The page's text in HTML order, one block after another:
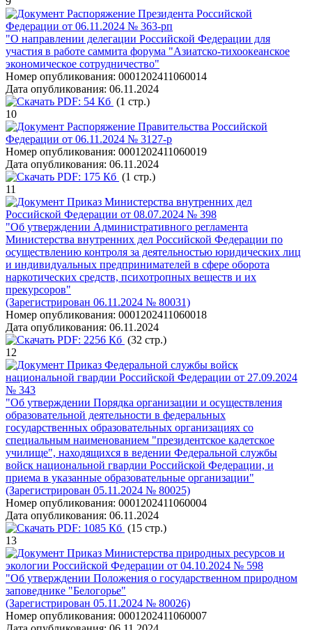
Распоряжение Президента Российской
Федерации от 06.11.2024 № 363-рп
"О направлении делегации Российской Федерации для
участия в работе саммита форума "Азиатско-тихоокеанское
экономическое сотрудничество"
Номер опубликования: 0001202411060014
Дата опубликования: 06.11.2024
PDF: 54 Кб (1 стр.)
10
Распоряжение Правительства Российской
Федерации от 06.11.2024 № 3127-р
Номер опубликования: 0001202411060019
Дата опубликования: 06.11.2024
PDF: 175 Кб (1 стр.)
11
Приказ Министерства внутренних дел
Российской Федерации от 08.07.2024 № 398
"Об утверждении Административного регламента
Министерства внутренних дел Российской Федерации по
осуществлению контроля за деятельностью юридических лиц
и индивидуальных предпринимателей в сфере оборота
наркотических средств, психотропных веществ и их
прекурсоров"
(Зарегистрирован 06.11.2024 № 80031)
Номер опубликования: 0001202411060018
Дата опубликования: 06.11.2024
PDF: 2256 Кб (32 стр.)
12
Приказ Федеральной службы войск
национальной гвардии Российской Федерации от 27.09.2024
№ 343
"Об утверждении Порядка организации и осуществления
образовательной деятельности в федеральных
государственных образовательных организациях со
специальным наименованием "президентское кадетское
училище", находящихся в ведении Федеральной службы
войск национальной гвардии Российской Федерации, и
приема в указанные образовательные организации"
(Зарегистрирован 05.11.2024 № 80025)
Номер опубликования: 0001202411060004
Дата опубликования: 06.11.2024
PDF: 1085 Кб (15 стр.)
13
Приказ Министерства природных ресурсов и
экологии Российской Федерации от 04.10.2024 № 598
"Об утверждении Положения о государственном природном
заповеднике "Белогорье"
(Зарегистрирован 05.11.2024 № 80026)
Номер опубликования: 0001202411060007